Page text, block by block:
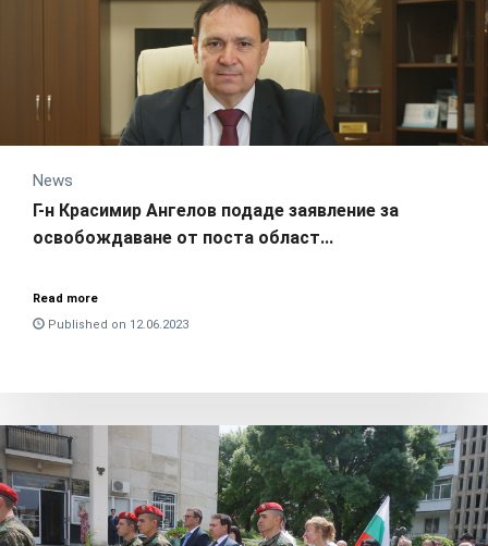
News
Г-н Красимир Ангелов подаде заявление за
освобождаване от поста област...
Read more
Published on 12.06.2023